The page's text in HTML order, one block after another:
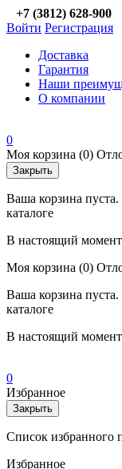
+7 (3812) 628-900
Войти Регистрация
Доставка
Гарантия
Наши
О компании
0
Моя корзина (0)
Закрыть
Ваша корзина
каталоге
В настоящий
Моя корзина (0)
Ваша корзина
каталоге
В настоящий
0
Избранное
Закрыть
Список избранного
Избранное